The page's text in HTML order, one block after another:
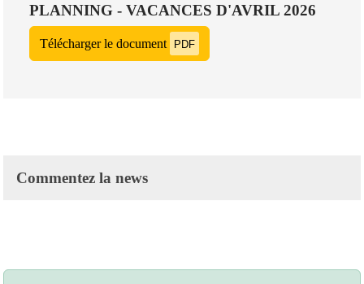
PLANNING - VACANCES D'AVRIL 2026
Télécharger le document PDF
Commentez la news